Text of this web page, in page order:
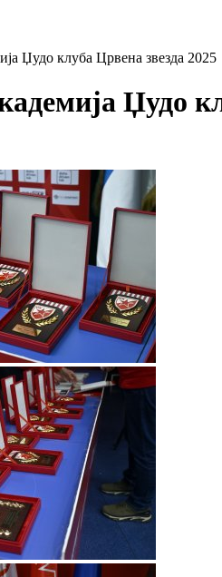
Џудо клуба Црвена звезда 2025
Џудо